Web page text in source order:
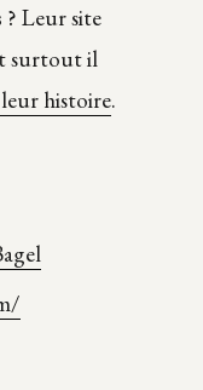
Leur site
surtout il
histoire.